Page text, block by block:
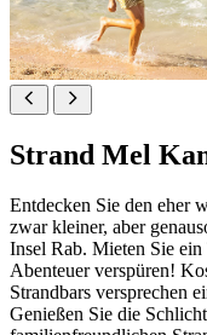
Strand Mel
Entdecken Sie den eher
zwar kleiner, aber
Insel Rab. Mieten Sie
Abenteuer verspüren!
Strandbars versprechen
Genießen Sie die